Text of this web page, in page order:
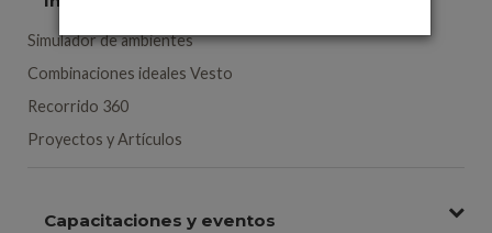
Simulador de ambientes
Combinaciones ideales Vesto
Recorrido 360
Proyectos y Artículos
Capacitaciones y eventos